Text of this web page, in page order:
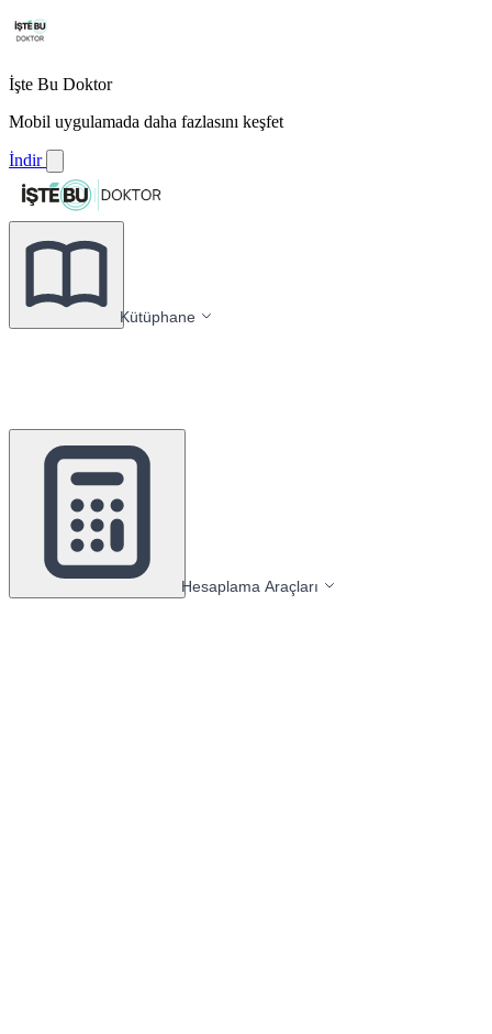
İşte Bu Doktor
Mobil uygulamada daha fazlasını keşfet
İndir
Kütüphane
Hesaplama Araçları